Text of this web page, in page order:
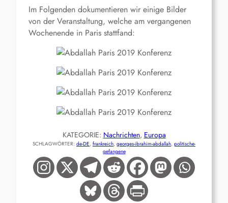
Im Folgenden dokumentieren wir einige Bilder
von der Veranstaltung, welche am vergangenen
Wochenende in Paris stattfand:
KATEGORIE: Nachrichten, Europa
SCHLAGWÖRTER: de-DE, frankreich, georges-ibrahim-abdallah, politische-
gefangene